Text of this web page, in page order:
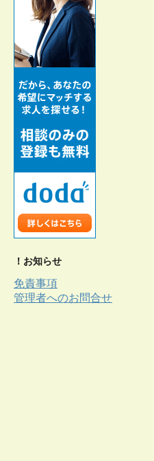
！お知らせ
免責事項
管理者へのお問合せ